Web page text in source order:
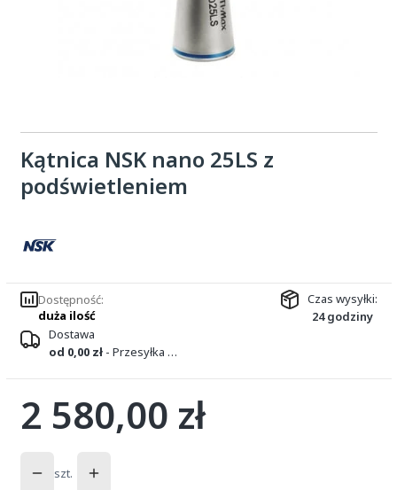
Kątnica NSK nano 25LS z
podświetleniem
Dostępność:
duża ilość
Czas wysyłki:
24 godziny
Dostawa
od 0,00 zł - Przesyłka kurierska DPD
Cena
2 580,00 zł
szt.